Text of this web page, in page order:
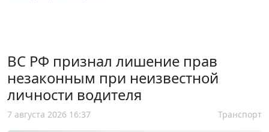
ВС РФ признал лишение прав
незаконным при неизвестной
личности водителя
7 августа 2026 16:37 Транспорт